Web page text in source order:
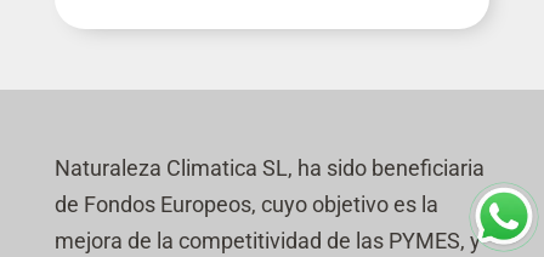
r
a
c
ó
r
i
c
a
c
s
i
f
c
Naturaleza Climatica SL, ha sido beneficiaria
de Fondos Europeos, cuyo objetivo es la
mejora de la competitividad de las PYMES, y